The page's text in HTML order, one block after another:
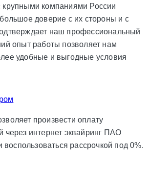
крупными компаниями России
доверие с их стороны и с
наш профессиональный
опыт работы позволяет нам
удобные и выгодные условия
произвести оплату
через интернет эквайринг ПАО
рассрочкой под 0%.